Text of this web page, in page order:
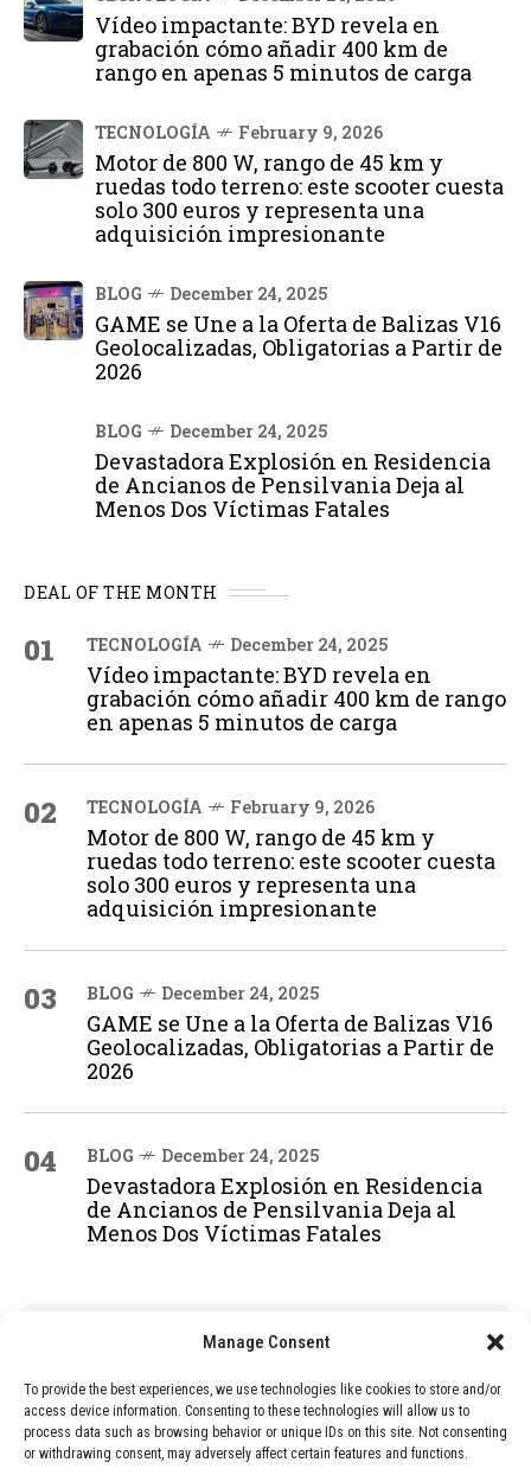
Manage Consent
To provide the best experiences, we use technologies like cookies to store and/or
access device information. Consenting to these technologies will allow us to
process data such as browsing behavior or unique IDs on this site. Not consenting
or withdrawing consent, may adversely affect certain features and functions.
Vídeo impactante: BYD revela en
grabación cómo añadir 400 km de
rango en apenas 5 minutos de carga
TECNOLOGÍA February 9, 2026
Motor de 800 W, rango de 45 km y
ruedas todo terreno: este scooter cuesta
solo 300 euros y representa una
adquisición impresionante
BLOG December 24, 2025
GAME se Une a la Oferta de Balizas V16
Geolocalizadas, Obligatorias a Partir de
2026
BLOG December 24, 2025
Devastadora Explosión en Residencia
de Ancianos de Pensilvania Deja al
Menos Dos Víctimas Fatales
DEAL OF THE MONTH
01 TECNOLOGÍA December 24, 2025
Vídeo impactante: BYD revela en
grabación cómo añadir 400 km de rango
en apenas 5 minutos de carga
02 TECNOLOGÍA February 9, 2026
Motor de 800 W, rango de 45 km y
ruedas todo terreno: este scooter cuesta
solo 300 euros y representa una
adquisición impresionante
03 BLOG December 24, 2025
GAME se Une a la Oferta de Balizas V16
Geolocalizadas, Obligatorias a Partir de
2026
04 BLOG December 24, 2025
Devastadora Explosión en Residencia
de Ancianos de Pensilvania Deja al
Menos Dos Víctimas Fatales